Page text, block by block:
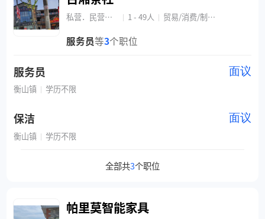
私营．民营企业 | 1 - 49人 | 贸易/消费/制造/营运/快速消费品(食品、饮料、化妆品)
服务员等3个职位
服务员 面议
衡山镇 | 学历不限
保洁 面议
衡山镇 | 学历不限
全部共3个职位
帕里莫智能家具